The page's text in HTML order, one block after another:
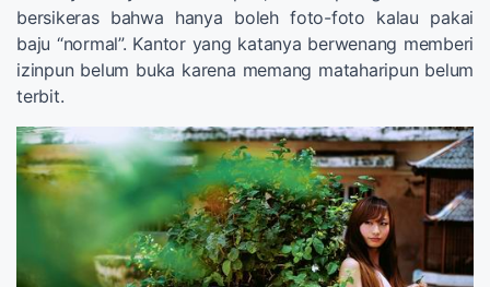
bersikeras bahwa hanya boleh foto-foto kalau pakai
baju “normal”. Kantor yang katanya berwenang memberi
izinpun belum buka karena memang mataharipun belum
terbit.